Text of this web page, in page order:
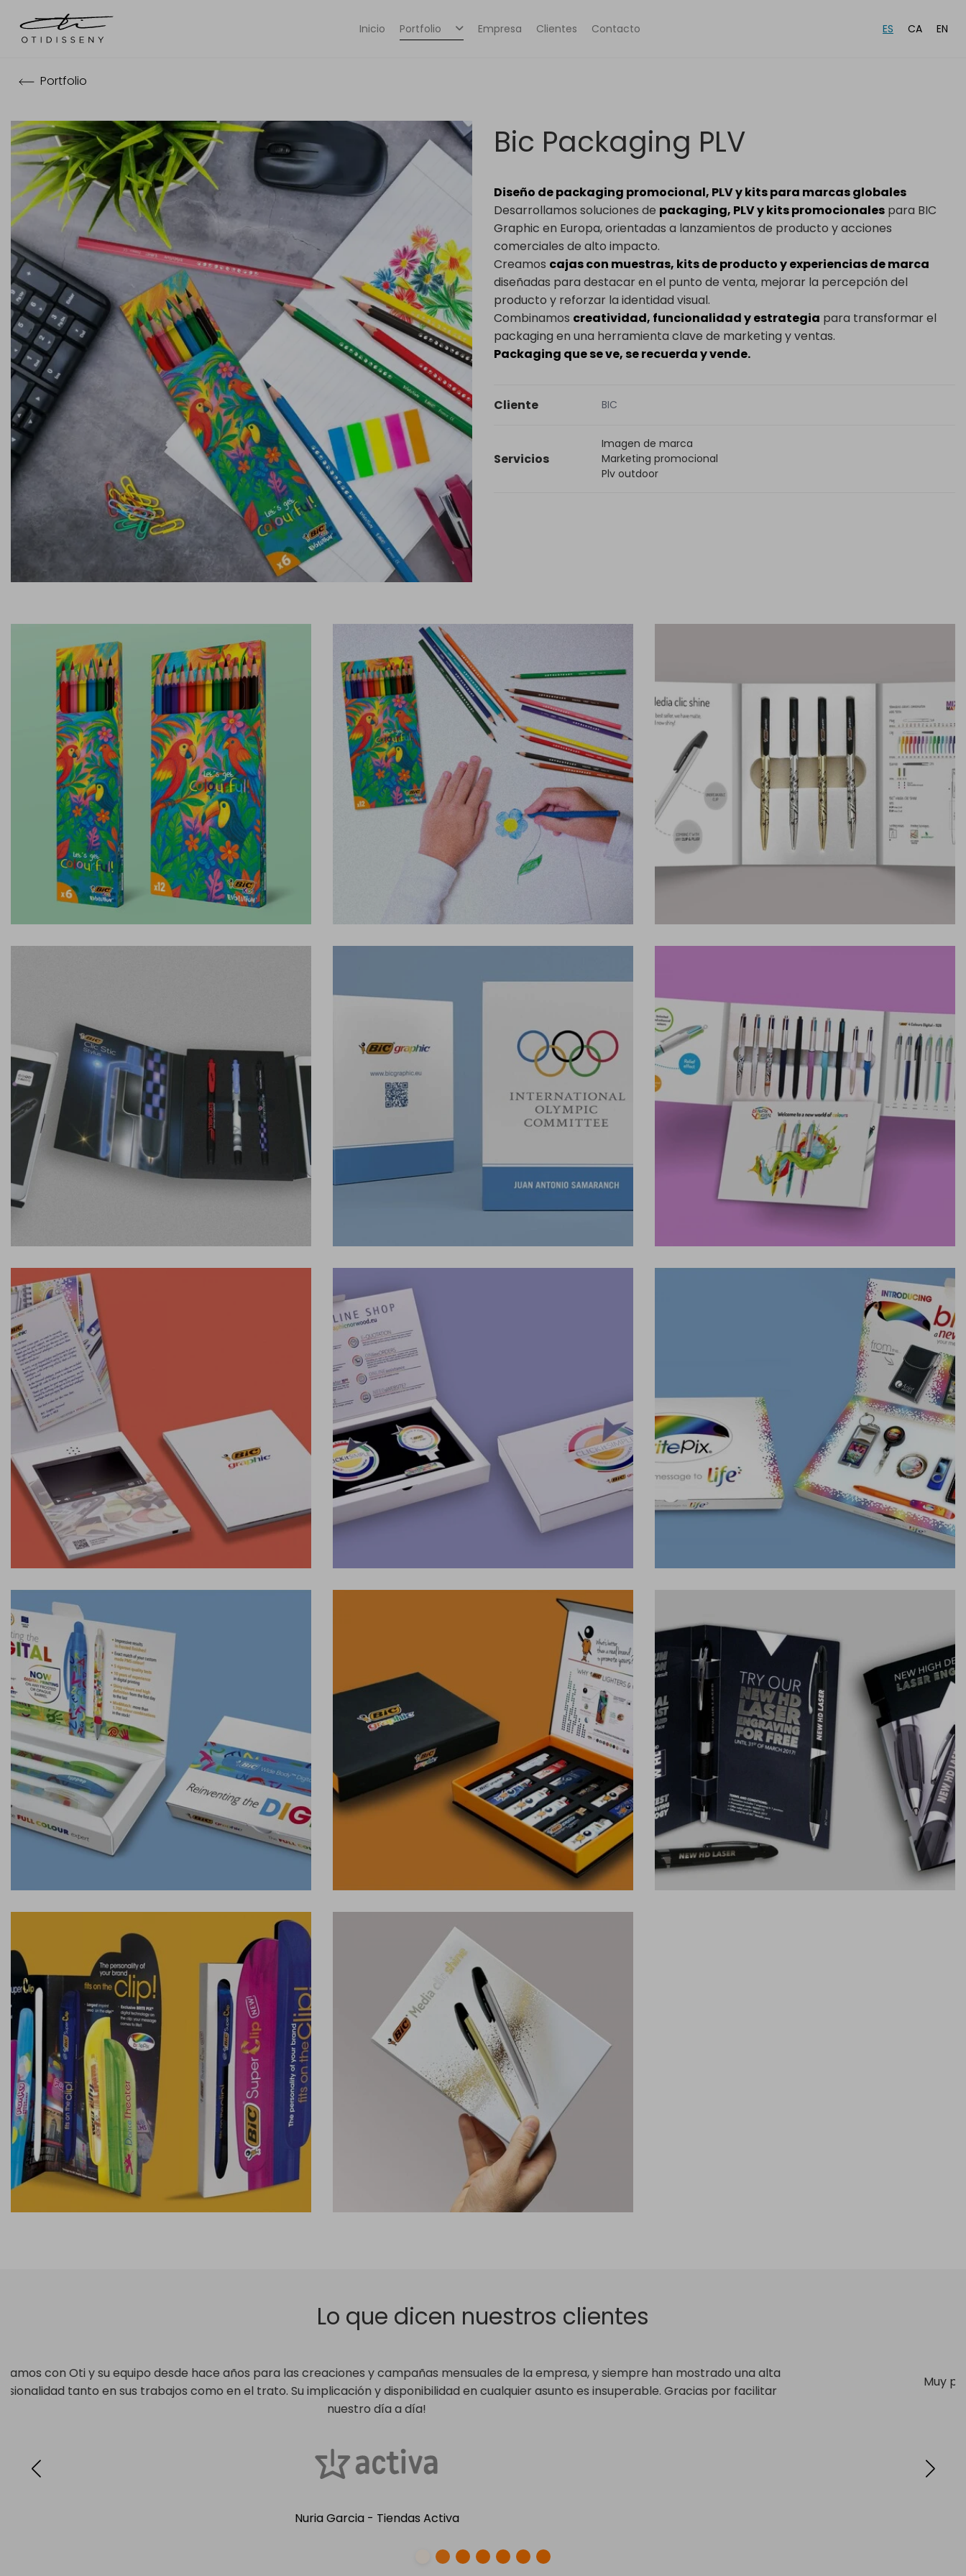
Inicio Portfolio Empresa Clientes Contacto ES CA EN
Portfolio
Bic Packaging PLV
Diseño de packaging promocional, PLV y kits para marcas globales
Desarrollamos soluciones de packaging, PLV y kits promocionales para BIC
Graphic en Europa, orientadas a lanzamientos de producto y acciones
comerciales de alto impacto.
Creamos cajas con muestras, kits de producto y experiencias de marca
diseñadas para destacar en el punto de venta, mejorar la percepción del
producto y reforzar la identidad visual.
Combinamos creatividad, funcionalidad y estrategia para transformar el
packaging en una herramienta clave de marketing y ventas.
Packaging que se ve, se recuerda y vende.
Cliente BIC
Servicios
Imagen de marca
Marketing promocional
Plv outdoor
Lo que dicen nuestros clientes
Muy profesional, se ajusta a los plazos e incluso se anticipa! Campañas creativas. Ofrece soluciones a los problemas que puedan surgir en los
proyectos. ¡Muy contentos con su servicio!
Marta García - Brand & Marketing Communications Specialist BIC Graphic Europe